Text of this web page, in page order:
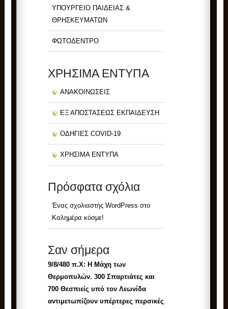
ΥΠΟΥΡΓΕΙΟ ΠΑΙΔΕΙΑΣ &
ΘΡΗΣΚΕΥΜΑΤΩΝ
ΦΩΤΟΔΕΝΤΡΟ
ΧΡΗΣΙΜΑ ΕΝΤΥΠΑ
ΑΝΑΚΟΙΝΩΣΕΙΣ
ΕΞ ΑΠΟΣΤΑΣΕΩΣ ΕΚΠΑΙΔΕΥΣΗ
ΟΔΗΓΙΕΣ COVID-19
ΧΡΗΣΙΜΑ ΕΝΤΥΠΑ
Πρόσφατα σχόλια
Ένας σχολιαστής WordPress στο
Καλημέρα κόσμε!
Σαν σήμερα
9/8/480 π.Χ: Η Μάχη των
Θερμοπυλών. 300 Σπαρτιάτες και
700 Θεσπιείς υπό τον Λεωνίδα
αντιμετωπίζουν υπέρτερες περσικές